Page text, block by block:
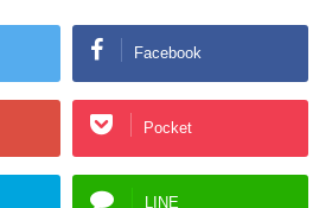
Facebook
Pocket
LINE